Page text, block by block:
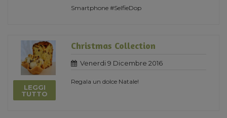
Smartphone #SelfieDop
LEGGI
TUTTO
Christmas Collection
Venerdi 9 Dicembre 2016
Regala un dolce Natale!